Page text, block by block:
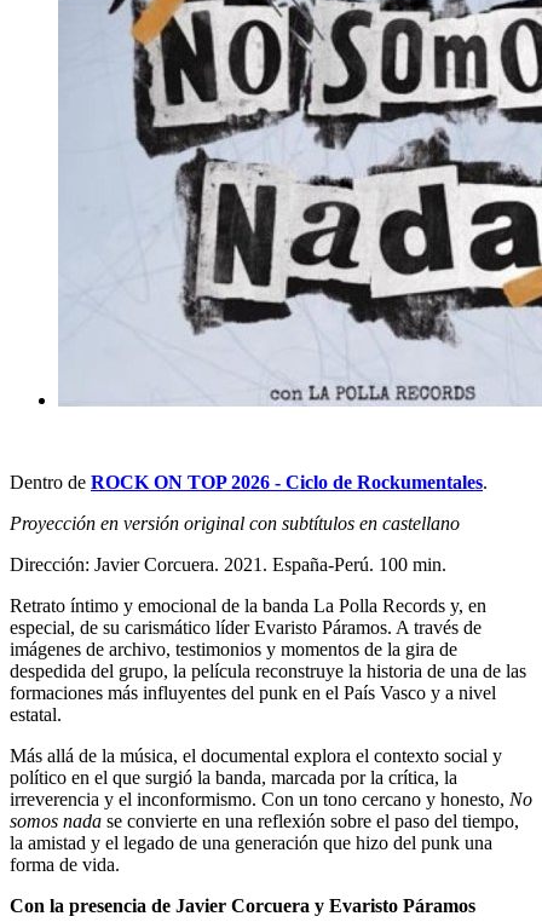
Dentro de ROCK ON TOP 2026 - Ciclo de Rockumentales.
Proyección en versión original con subtítulos en castellano
Dirección: Javier Corcuera. 2021. España-Perú. 100 min.
Retrato íntimo y emocional de la banda La Polla Records y, en
especial, de su carismático líder Evaristo Páramos. A través de
imágenes de archivo, testimonios y momentos de la gira de
despedida del grupo, la película reconstruye la historia de una de las
formaciones más influyentes del punk en el País Vasco y a nivel
estatal.
Más allá de la música, el documental explora el contexto social y
político en el que surgió la banda, marcada por la crítica, la
irreverencia y el inconformismo. Con un tono cercano y honesto, No
somos nada se convierte en una reflexión sobre el paso del tiempo,
la amistad y el legado de una generación que hizo del punk una
forma de vida.
Con la presencia de Javier Corcuera y Evaristo Páramos